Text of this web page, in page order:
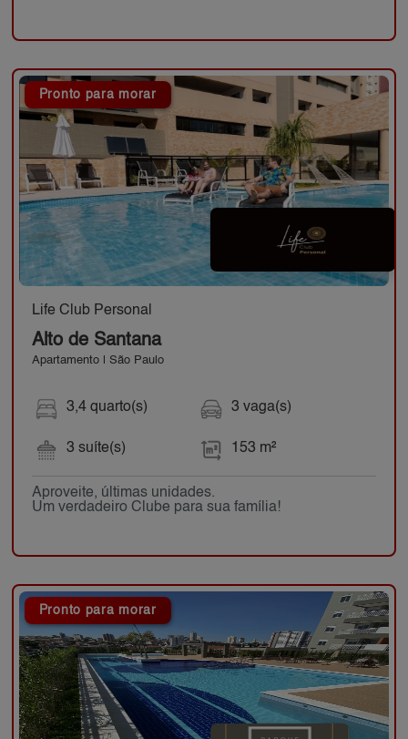
Pronto para morar
Life Club Personal
Alto de Santana
Apartamento | São Paulo
3,4 quarto(s)
3 suíte(s)
3 vaga(s)
153 m²
Aproveite, últimas unidades.
Um verdadeiro Clube para sua família!
Pronto para morar